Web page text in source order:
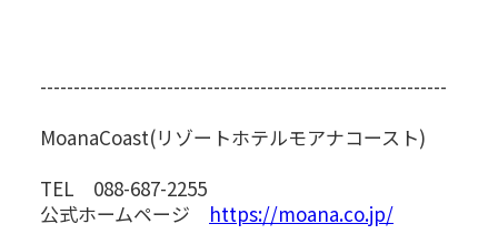
-------------------------------------------------------------
MoanaCoast(リゾートホテルモアナコースト)
TEL 088-687-2255
公式ホームページ https://moana.co.jp/